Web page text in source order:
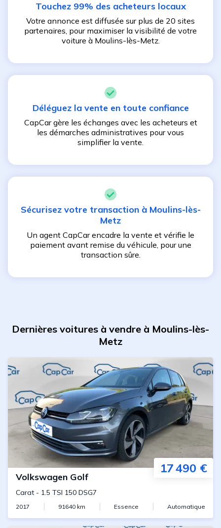
Touchez 99% des acheteurs locaux
Votre annonce est diffusée sur plus de 20 sites
partenaires, pour maximiser la visibilité de votre
voiture à Moulins-lès-Metz.
Déléguez la vente en toute confiance
CapCar gère les échanges avec les acheteurs et
les démarches administratives pour vous
simplifier la vente.
Sécurisez votre transaction à Moulins-lès-
Metz
Un agent CapCar encadre la vente et vérifie le
paiement avant remise du véhicule, pour une
transaction sûre.
Dernières voitures à vendre à Moulins-lès-
Metz
17 490 €
Volkswagen Golf
Carat - 1.5 TSI 150 DSG7
2017 91640 km Essence Automatique